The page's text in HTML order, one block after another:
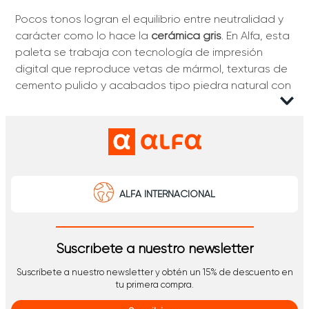
Pocos tonos logran el equilibrio entre neutralidad y
carácter como lo hace la cerámica gris . En Alfa, esta
paleta se trabaja con tecnología de impresión
digital que reproduce vetas de mármol, texturas de
cemento pulido y acabados tipo piedra natural con
Este nivel de detalle permite que cada pieza
funcione como un elemento de diseño integral: los
las superficies esmaltadas resisten manchas y
fachadas interiores con la misma solvencia. Su tono
ALFA INTERNACIONAL
Suscríbete a nuestro newsletter
Suscríbete a nuestro newsletter y obtén un 15% de descuento en
tu primera compra.